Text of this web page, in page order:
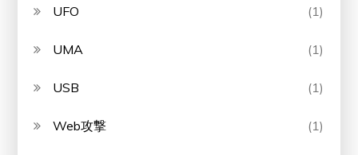
UFO (1)
UMA (1)
USB (1)
Web攻撃 (1)